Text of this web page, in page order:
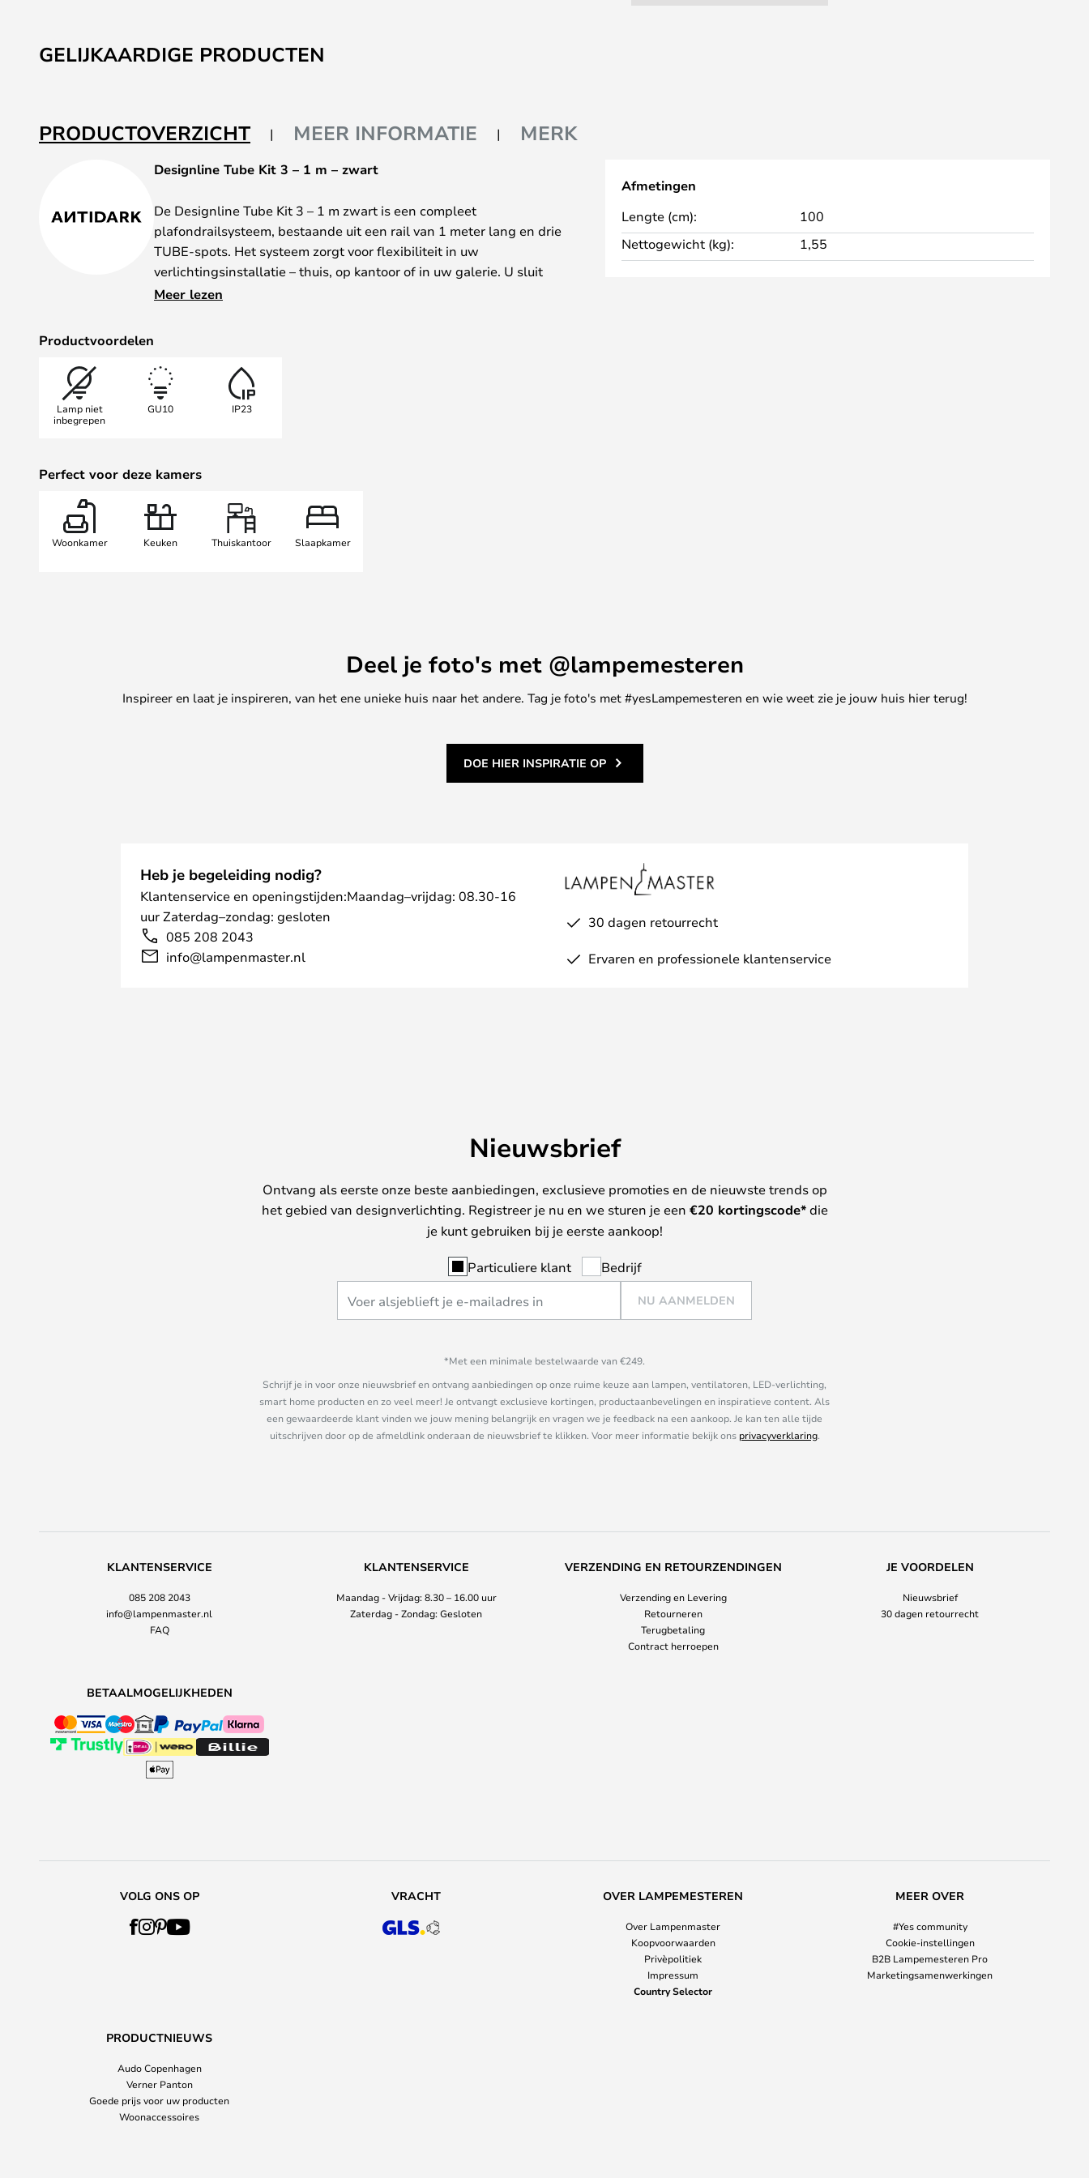
GELIJKAARDIGE PRODUCTEN
PRODUCTOVERZICHT MEER INFORMATIE MERK
Designline Tube Kit 3 – 1 m – zwart
De Designline Tube Kit 3 – 1 m zwart is een compleet
plafondrailsysteem, bestaande uit een rail van 1 meter lang en drie
TUBE-spots. Het systeem zorgt voor flexibiliteit in uw
verlichtingsinstallatie – thuis, op kantoor of in uw galerie. U sluit
het systeem aan op uw fitting en bevestigt de spots vervolgens op
Deze complete set bevat:
Designline Kit 3, 1 m – 3 TUBE-spots met een rail van 1 meter lang,
incl. startstuk.
verbindingsstukken, ophangingen en spots kopen.
een connector nodig hebt om de rails aan elkaar te koppelen.
Let op! Het startstuk wordt aan het uiteinde van de rail geplaatst,
Meer lezen
Productvoordelen
Lamp niet
inbegrepen
GU10 IP23
Perfect voor deze kamers
Woonkamer Keuken Thuiskantoor Slaapkamer
Afmetingen
Lengte (cm):
100
Nettogewicht (kg):
1,55
Deel je foto's met @lampemesteren
Inspireer en laat je inspireren, van het ene unieke huis naar het andere. Tag je foto's met #yesLampemesteren en wie weet zie je jouw huis hier terug!
DOE HIER INSPIRATIE OP
Heb je begeleiding nodig?
Klantenservice en openingstijden:Maandag–vrijdag: 08.30-16
uur Zaterdag–zondag: gesloten
085 208 2043
info@lampenmaster.nl
30 dagen retourrecht
Ervaren en professionele klantenservice
Nieuwsbrief
Ontvang als eerste onze beste aanbiedingen, exclusieve promoties en de nieuwste trends op
het gebied van designverlichting. Registreer je nu en we sturen je een €20 kortingscode*die
je kunt gebruiken bij je eerste aankoop!
Particuliere klant Bedrijf
NU AANMELDEN
*Met een minimale bestelwaarde van €249.
Schrijf je in voor onze nieuwsbrief en ontvang aanbiedingen op onze ruime keuze aan lampen, ventilatoren, LED-verlichting,
smart home producten en zo veel meer! Je ontvangt exclusieve kortingen, productaanbevelingen en inspiratieve content. Als
een gewaardeerde klant vinden we jouw mening belangrijk en vragen we je feedback na een aankoop. Je kan ten alle tijde
uitschrijven door op de afmeldlink onderaan de nieuwsbrief te klikken. Voor meer informatie bekijk ons privacyverklaring.
KLANTENSERVICE
085 208 2043
info@lampenmaster.nl
FAQ
KLANTENSERVICE
Maandag - Vrijdag: 8.30 – 16.00 uur
Zaterdag - Zondag: Gesloten
VERZENDING EN RETOURZENDINGEN
Verzending en Levering
Retourneren
Terugbetaling
Contract herroepen
JE VOORDELEN
Nieuwsbrief
30 dagen retourrecht
BETAALMOGELIJKHEDEN
VOLG ONS OP VRACHT OVER LAMPEMESTEREN
Over Lampenmaster
Koopvoorwaarden
Privèpolitiek
Impressum
Country Selector
MEER OVER
#Yes community
Cookie-instellingen
B2B Lampemesteren Pro
Marketingsamenwerkingen
PRODUCTNIEUWS
Audo Copenhagen
Verner Panton
Goede prijs voor uw producten
Woonaccessoires